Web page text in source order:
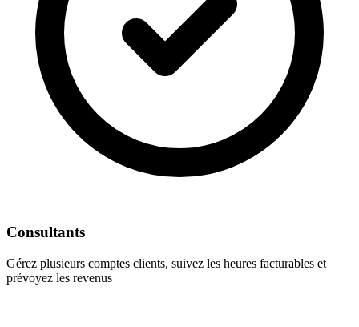
Consultants
Gérez plusieurs comptes clients, suivez les heures facturables et
prévoyez les revenus